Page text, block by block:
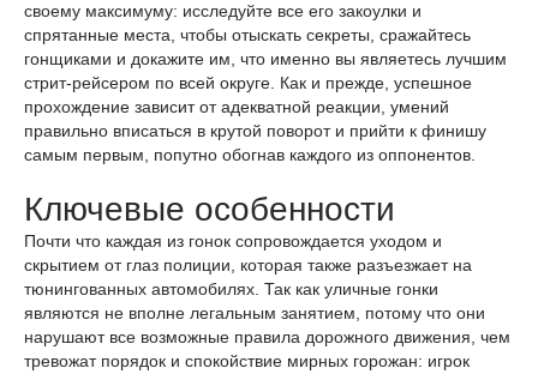
своему максимуму: исследуйте все его закоулки и
спрятанные места, чтобы отыскать секреты, сражайтесь
гонщиками и докажите им, что именно вы являетесь лучшим
стрит-рейсером по всей округе. Как и прежде, успешное
прохождение зависит от адекватной реакции, умений
правильно вписаться в крутой поворот и прийти к финишу
самым первым, попутно обогнав каждого из оппонентов.
Ключевые особенности
Почти что каждая из гонок сопровождается уходом и
скрытием от глаз полиции, которая также разъезжает на
тюнингованных автомобилях. Так как уличные гонки
являются не вполне легальным занятием, потому что они
нарушают все возможные правила дорожного движения, чем
тревожат порядок и спокойствие мирных горожан: игрок